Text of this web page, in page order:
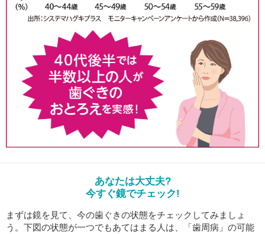
あなたは大丈夫?
今すぐ鏡でチェック!
まずは鏡を見て、今の歯ぐきの状態をチェックしてみましょ
う。下図の状態が一つでもあてはまる人は、「歯周病」の可能